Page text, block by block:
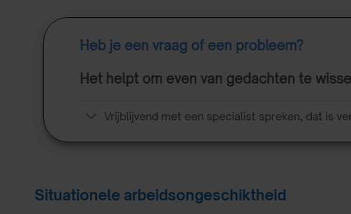
Heb je een vraag of een probleem?
Het helpt om even van gedachten te
Vrijblijvend met een specialist spreken, dat is
Situationele arbeidsongeschiktheid